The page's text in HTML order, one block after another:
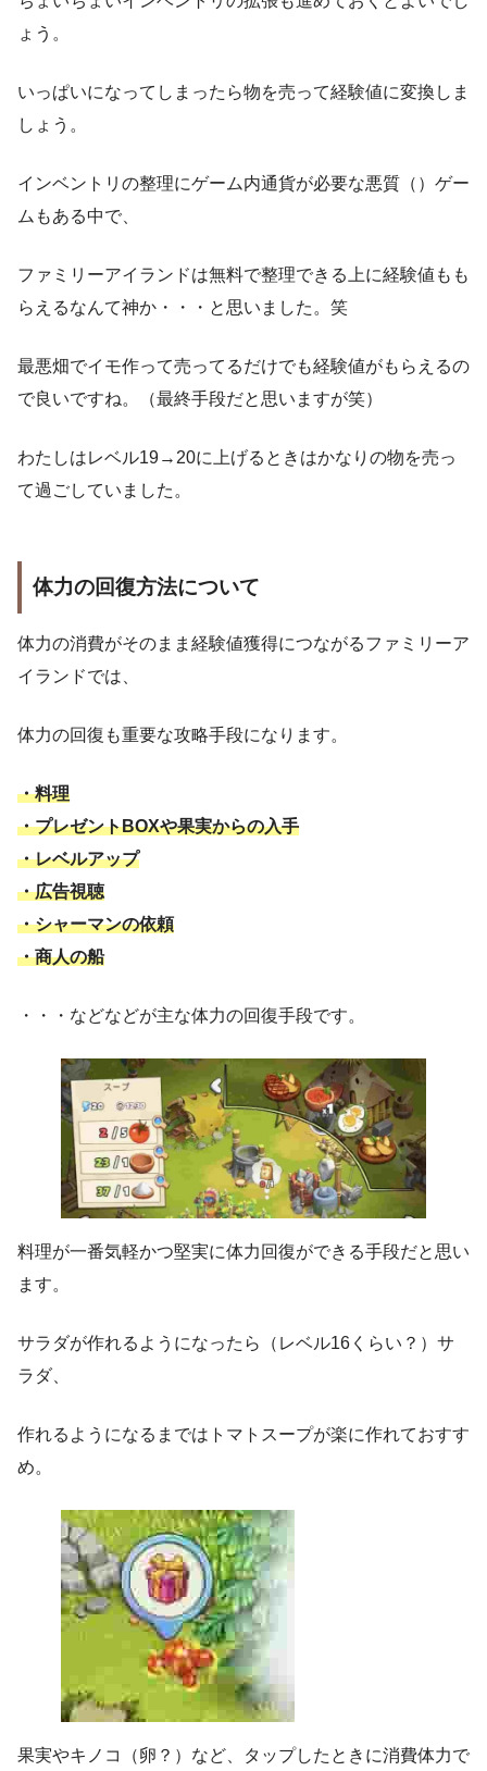
ょう。
いっぱいになってしまったら物を売って経験値に変換しま
しょう。
インベントリの整理にゲーム内通貨が必要な悪質（）ゲー
ムもある中で、
ファミリーアイランドは無料で整理できる上に経験値もも
らえるなんて神か・・・と思いました。笑
最悪畑でイモ作って売ってるだけでも経験値がもらえるの
で良いですね。（最終手段だと思いますが笑）
わたしはレベル19→20に上げるときはかなりの物を売っ
て過ごしていました。
体力の回復方法について
体力の消費がそのまま経験値獲得につながるファミリーア
イランドでは、
体力の回復も重要な攻略手段になります。
・料理
・プレゼントBOXや果実からの入手
・レベルアップ
・広告視聴
・シャーマンの依頼
・商人の船
・・・などなどが主な体力の回復手段です。
料理が一番気軽かつ堅実に体力回復ができる手段だと思い
ます。
サラダが作れるようになったら（レベル16くらい？）サ
ラダ、
作れるようになるまではトマトスープが楽に作れておすす
め。
果実やキノコ（卵？）など、タップしたときに消費体力で